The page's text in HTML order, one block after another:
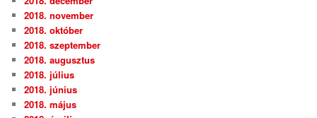
2018. november
2018. október
2018. szeptember
2018. augusztus
2018. július
2018. június
2018. május